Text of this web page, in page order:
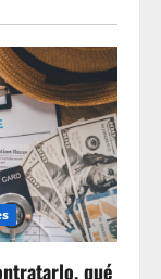
qué